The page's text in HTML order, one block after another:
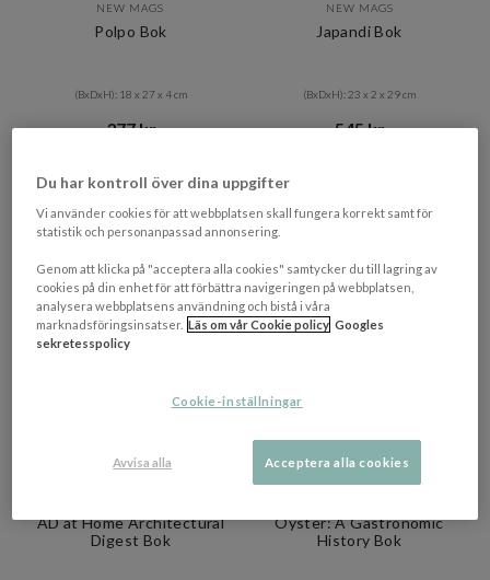
NEW MAGS
Polpo Bok
(BxDxH): 18 x 27 x 4 cm
377 kr​​
I lager
NEW MAGS
Japandi Bok
(BxDxH): 23 x 2 x 29 cm
545 kr​​
AD at Home Architectural
Digest Bok
Oyster: A Gastronomic
History Bok
Du har kontroll över dina uppgifter
Vi använder cookies för att webbplatsen skall fungera korrekt samt för
statistik och personanpassad annonsering.
Genom att klicka på "acceptera alla cookies" samtycker du till lagring av
cookies på din enhet för att förbättra navigeringen på webbplatsen,
analysera webbplatsens användning och bistå i våra
marknadsföringsinsatser. Läs om vår Cookie policy Googles
sekretesspolicy
Cookie-inställningar
Avvisa alla Acceptera alla cookies